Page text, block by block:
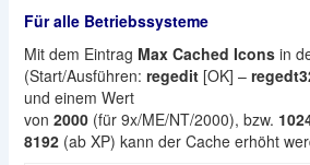
Für alle Betriebssysteme
Mit dem Eintrag Max Cached Iconsin
(Start/Ausführen: regedit[OK] –
und einem Wert
von 2000(für 9x/ME/NT/2000), bzw.
8192(ab XP) kann der Cache erhöht